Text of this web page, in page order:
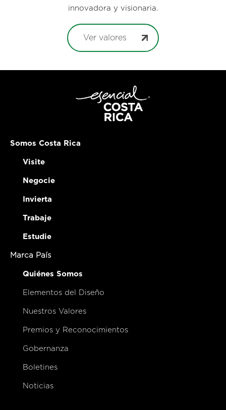
innovadora y visionaria.
Ver valores
Somos Costa Rica
Visite
Negocie
Invierta
Trabaje
Estudie
Marca País
Quiénes Somos
Elementos del Diseño
Nuestros Valores
Premios y Reconocimientos
Gobernanza
Boletines
Noticias